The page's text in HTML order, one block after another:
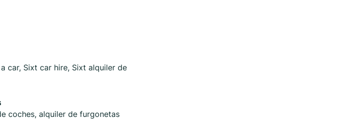
car, Sixt car hire, Sixt alquiler de
coches, alquiler de furgonetas